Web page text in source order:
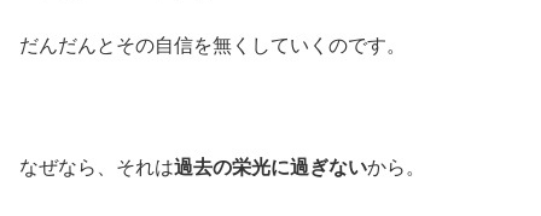
だんだんとその自信を無くしていくのです。
なぜなら、それは過去の栄光に過ぎないから。